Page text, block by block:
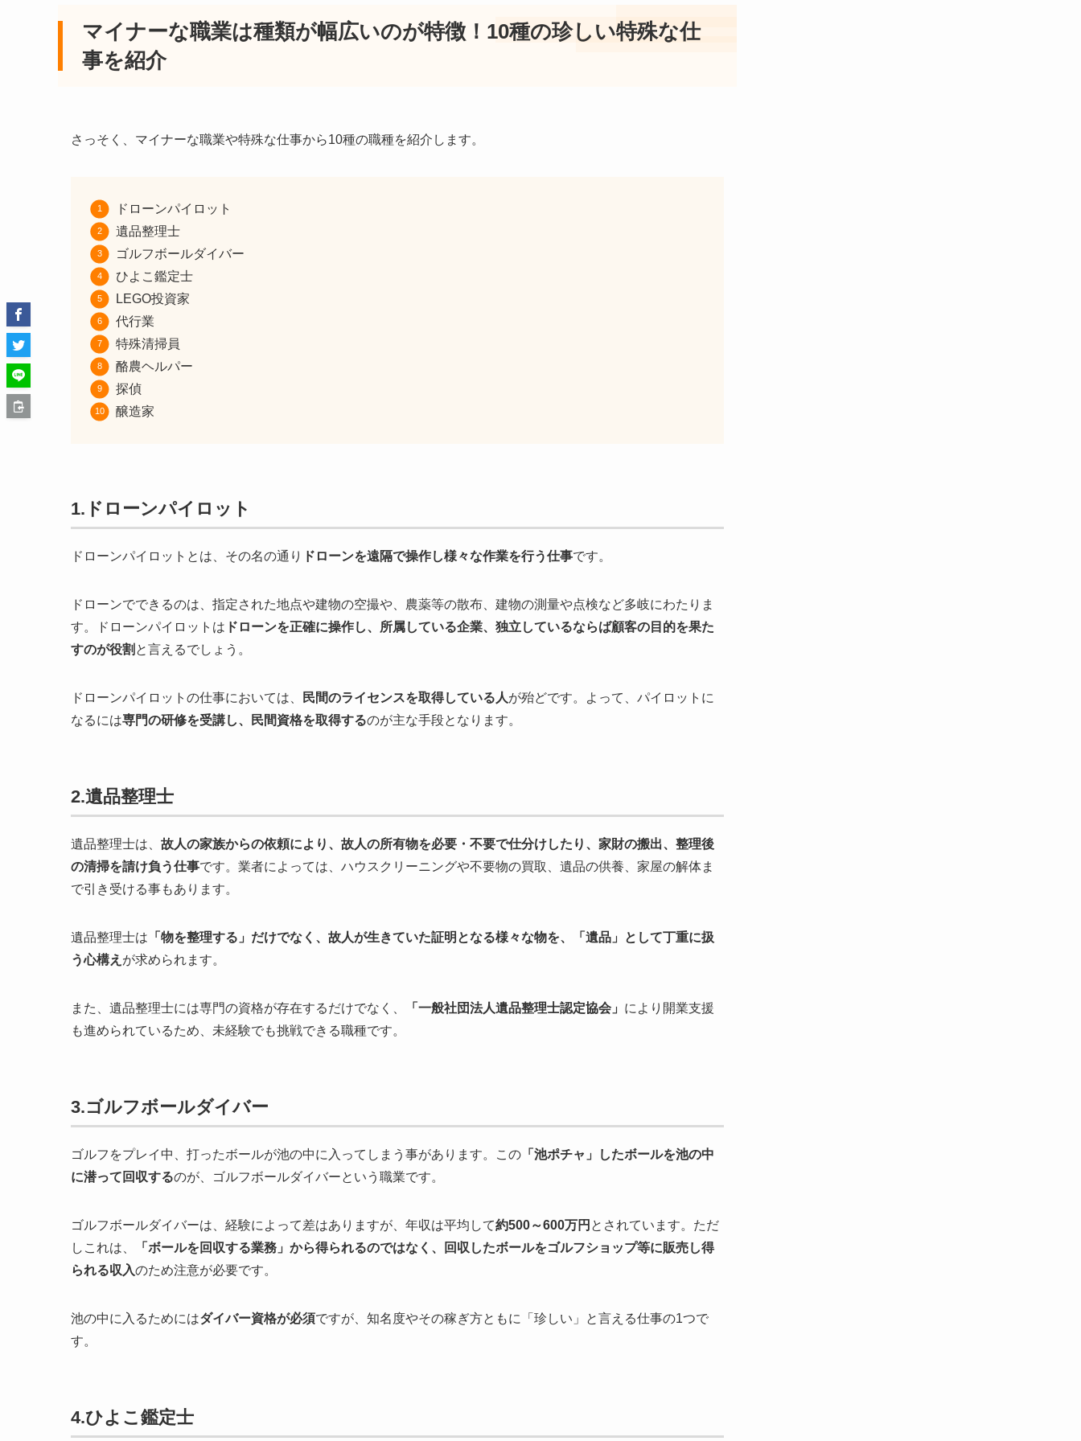
マイナーな職業は種類が幅広いのが特徴！10種の珍しい特殊な仕
事を紹介
さっそく、マイナーな職業や特殊な仕事から10種の職種を紹介します。
ドローンパイロット
遺品整理士
ゴルフボールダイバー
ひよこ鑑定士
LEGO投資家
代行業
特殊清掃員
酪農ヘルパー
探偵
醸造家
1.ドローンパイロット
ドローンパイロットとは、その名の通り ドローンを遠隔で操作し様々な作業を行う仕事です。
ドローンでできるのは、指定された地点や建物の空撮や、農薬等の散布、建物の測量や点検など多岐にわたりま
す。ドローンパイロットは ドローンを正確に操作し、所属している企業、独立しているならば顧客の目的を果た
すのが役割 と言えるでしょう。
ドローンパイロットの仕事においては、 民間のライセンスを取得している人が殆どです。よって、パイロットに
なるには専門の研修を受講し、民間資格を取得するのが主な手段となります。
2.遺品整理士
遺品整理士は、 故人の家族からの依頼により、故人の所有物を必要・不要で仕分けしたり、家財の搬出、整理後
の清掃を請け負う仕事です。業者によっては、ハウスクリーニングや不要物の買取、遺品の供養、家屋の解体ま
で引き受ける事もあります。
遺品整理士は 「物を整理する」だけでなく、故人が生きていた証明となる様々な物を、「遺品」として丁重に扱
う心構え が求められます。
また、遺品整理士には専門の資格が存在するだけでなく、 「一般社団法人遺品整理士認定協会」 により開業支援
も進められているため、未経験でも挑戦できる職種です。
3.ゴルフボールダイバー
ゴルフをプレイ中、打ったボールが池の中に入ってしまう事があります。この 「池ポチャ」したボールを池の中
に潜って回収するのが、ゴルフボールダイバーという職業です。
ゴルフボールダイバーは、経験によって差はありますが、年収は平均して約500～600万円 とされています。ただ
しこれは、
「ボールを回収する業務」から得られるのではなく、回収したボールをゴルフショップ等に販売し得
られる収入のため注意が必要です。
池の中に入るためにはダイバー資格が必須ですが、知名度やその稼ぎ方ともに「珍しい」と言える仕事の1つで
す。
4.ひよこ鑑定士